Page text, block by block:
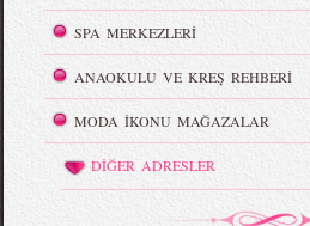
SPA MERKEZLERİ
ANAOKULU VE KREŞ REHBERİ
MODA İKONU MAĞAZALAR
DİĞER ADRESLER